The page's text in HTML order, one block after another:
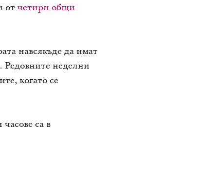
от четири общи
навсякъде да имат
Редовните неделни
когато се
са в